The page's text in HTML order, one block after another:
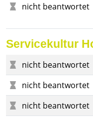
nicht beantwortet
Servicekultur
nicht beantwortet
nicht beantwortet
nicht beantwortet